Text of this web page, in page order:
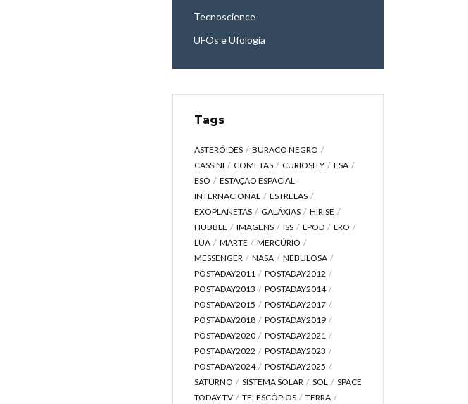
Tecnoscience
UFOs e Ufologia
Tags
ASTERÓIDES
BURACO NEGRO
CASSINI
COMETAS CURIOSITY
ESA
ESO
ESTAÇÃO ESPACIAL
INTERNACIONAL
ESTRELAS
EXOPLANETAS
GALÁXIAS
HIRISE
HUBBLE
IMAGENS ISS LPOD
LRO
LUA
MARTE
MERCÚRIO
MESSENGER
NASA
NEBULOSA
POSTADAY2011
POSTADAY2012
POSTADAY2013
POSTADAY2014
POSTADAY2015
POSTADAY2017
POSTADAY2018
POSTADAY2019
POSTADAY2020
POSTADAY2021
POSTADAY2022
POSTADAY2023
POSTADAY2024
POSTADAY2025
SATURNO
SISTEMA SOLAR SOL
SPACE
TODAY TV
TELESCÓPIOS TERRA